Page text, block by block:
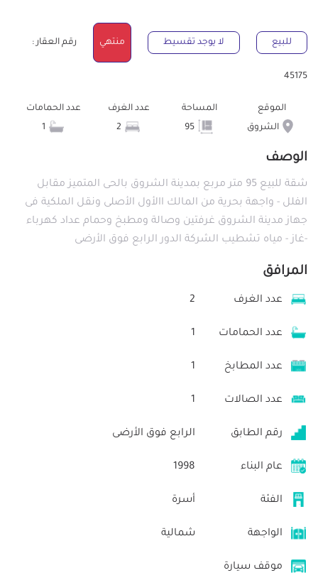
للبيع لا يوجد تقسيط منتهي رقم العقار :
45175
الموقع
الشروق
المساحة
95
عدد الغرف
عدد الحمامات
الوصف
شقة للبيع 95 متر مربع بمدينة الشروق بالحى المتميز مقابل
الفلل - واجهة بحرية من المالك االأول الأصلى ونقل الملكية فى
جهاز مدينة الشروق غرفتين وصالة ومطبخ وحمام عداد كهرباء
-غاز - مياه تشطيب الشركة الدور الرابع فوق الأرضى
المرافق
عدد الغرف 2
عدد الحمامات 1
عدد المطابخ 1
عدد الصالات 1
رقم الطابق الرابع فوق الأرضى
عام البناء 1998
الفئة أسرة
الواجهة شمالية
موقف سيارة